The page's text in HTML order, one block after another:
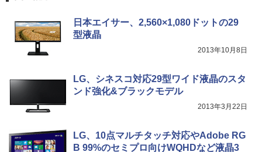
日本エイサー、2,560×1,080ドットの29
型液晶
2013年10月8日
LG、シネスコ対応29型ワイド液晶のスタ
ンド強化&ブラックモデル
2013年3月22日
LG、10点マルチタッチ対応やAdobe RG
B 99%のセミプロ向けWQHDなど液晶3